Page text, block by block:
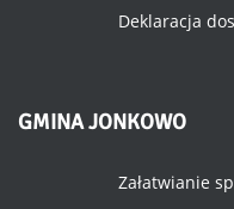
Deklaracja
GMINAJONKOWO
Załatwianie